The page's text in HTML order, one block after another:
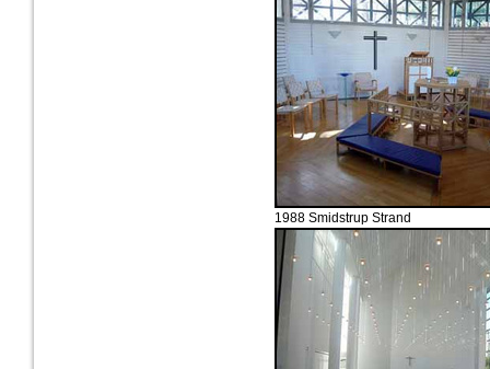
1988 Smidstrup Strand